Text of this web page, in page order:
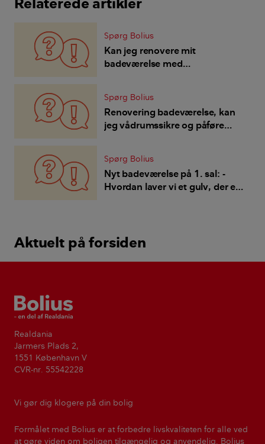
Spørg Bolius
Kan jeg renovere mit
badeværelse med
Spørg Bolius
Renovering badeværelse, kan
jeg vådrumssikre og påføre
Spørg Bolius
Nyt badeværelse på 1. sal: -
Hvordan laver vi et gulv, der er
Aktuelt på forsiden
Bolius
Realdania
Jarmers Plads 2,
1551 København V
CVR-nr. 55542228
Vi gør dig klogere på din bolig
Formålet med Bolius er at forbedre livskvaliteten for alle ved
at gøre viden om boligen tilgængelig og anvendelig. Bolius